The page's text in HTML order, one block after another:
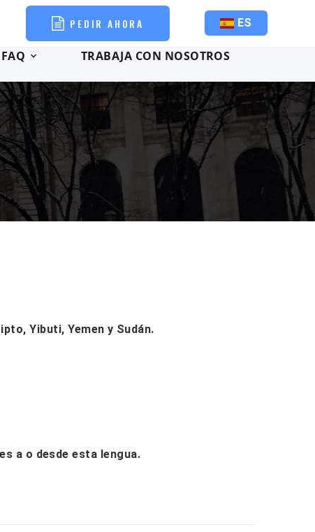
PEDIR AHORA ES
FAQ
TRABAJA CON NOSOTROS
Yibuti, Yemen y Sudán.
a o desde esta lengua.